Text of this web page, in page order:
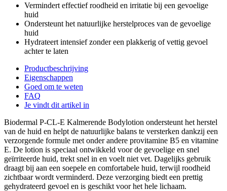
Vermindert effectief roodheid en irritatie bij een gevoelige
huid
Ondersteunt het natuurlijke herstelproces van de gevoelige
huid
Hydrateert intensief zonder een plakkerig of vettig gevoel
achter te laten
Productbeschrijving
Eigenschappen
Goed om te weten
FAQ
Je vindt dit artikel in
Biodermal P-CL-E Kalmerende Bodylotion ondersteunt het herstel
van de huid en helpt de natuurlijke balans te versterken dankzij een
verzorgende formule met onder andere provitamine B5 en vitamine
E. De lotion is speciaal ontwikkeld voor de gevoelige en snel
geïrriteerde huid, trekt snel in en voelt niet vet. Dagelijks gebruik
draagt bij aan een soepele en comfortabele huid, terwijl roodheid
zichtbaar wordt verminderd. Deze verzorging biedt een prettig
gehydrateerd gevoel en is geschikt voor het hele lichaam.